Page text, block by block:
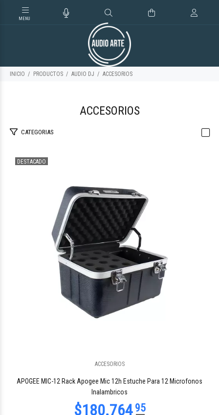
INICIO PRODUCTOS AUDIO DJ ACCESORIOS
ACCESORIOS
CATEGORIAS
DESTACADO
ACCESORIOS
APOGEE MIC-12 Rack Apogee Mic 12h Estuche Para 12 Microfonos
Inalambricos
$180.764 95